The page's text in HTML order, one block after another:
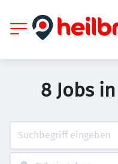
8 Jobs